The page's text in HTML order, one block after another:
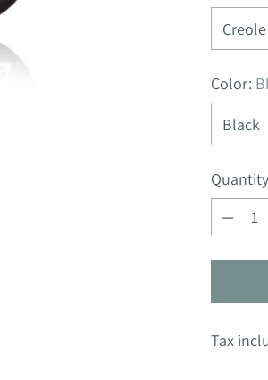
Color:
Quantity
Quantity
Tax